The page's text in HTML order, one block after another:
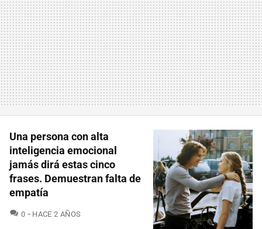
Una persona con alta
inteligencia emocional
jamás dirá estas cinco
frases. Demuestran falta de
empatía
0 COMENTARIOS
HACE 2 AÑOS